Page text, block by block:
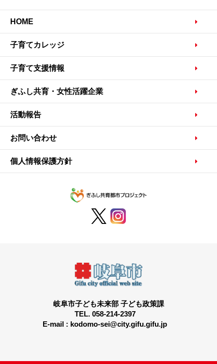
HOME
子育てカレッジ
子育て支援情報
ぎふし共育・女性活躍企業
活動報告
お問い合わせ
個人情報保護方針
岐阜市子ども未来部 子ども政策課
TEL. 058-214-2397
E-mail : kodomo-sei@city.gifu.gifu.jp